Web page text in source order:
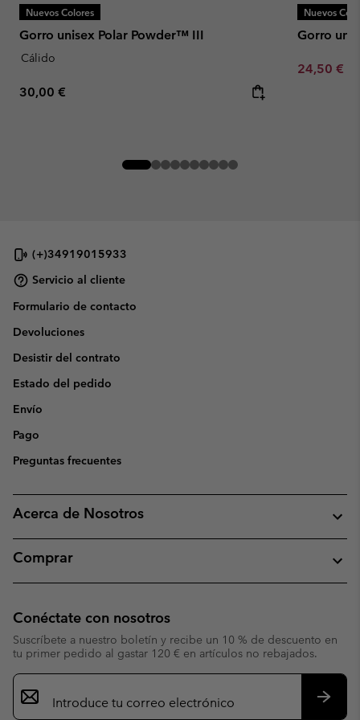
Nuevos Colores
Gorro unisex Polar Powder™ III
Cálido
Regular price:
30,00 €
Nuevos
Gorro
Minimum
24,50 €
(+)34919015933
Servicio al cliente
Formulario de contacto
Devoluciones
Desistir del contrato
Estado del pedido
Envío
Pago
Preguntas frecuentes
Acerca de Nosotros
Comprar
Conéctate con nosotros
Suscríbete a nuestro boletín y recibe un 10 % de descuento en
tu primer pedido al gastar 120 € en artículos no rebajados.
Suscripción
de
correo